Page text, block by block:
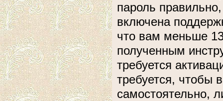
пароль
включена
что вам меньше
полученным
требуется
требуется, чтобы
самостоятельно,